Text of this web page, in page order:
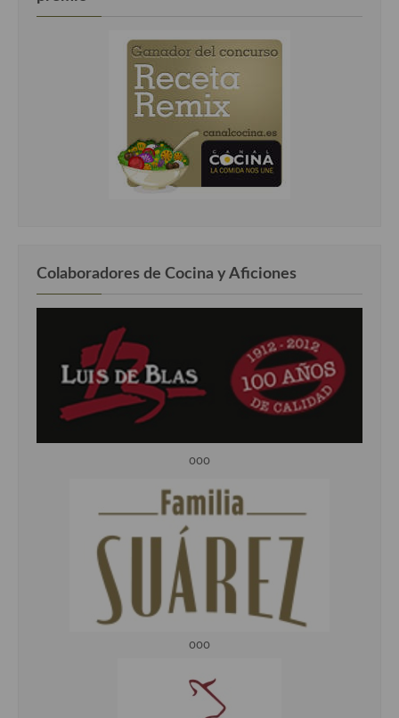
Colaboradores de Cocina y Aficiones
ooo
ooo